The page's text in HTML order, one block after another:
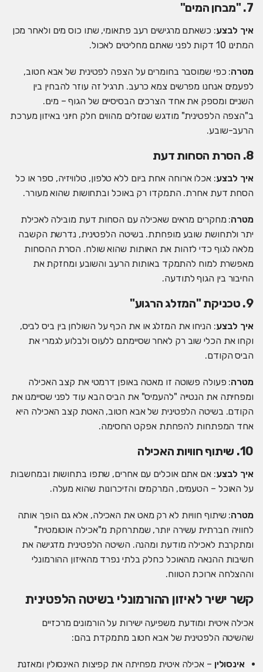
7. "מבחן המים"
איך לבצע: כשאתם מרגישים רעב פתאומי, שתו כוס מים ולאחר מכן
המתינו 10 דקות לפני שאתם מחליטים לאכול.
מטרה: כפי שמוסבר בחומרים על הצפה לפטינית של אבא חטוב,
לפעמים אנחנו מפרשים צמא כרעב. תרגיל זה עוזר להבחין בין
השניים ומספק את אחד הצרכים הבסיסיים של הגוף – מים.
ב"הצפה הלפטינית" מודגש שנוזלים מהווים חלק חיוני באיזון מערכת
הרעב-שובע.
8. הסרת הסחות דעת
איך לבצע: אכלו ארוחה אחת ביום ללא טלפון, טלוויזיה, ספר או כל
הסחת דעת אחרת. התמקדו רק באוכל ובתחושות שהוא מעורר.
מטרה: מחקרים מראים שאכילה עם הסחות דעת מובילה לאכילת
יתר ולתחושת שובע מופחתת. בשיטה הלפטינית, נדרשת הקשבה
מלאה לגוף כדי לזהות את האותות שהוא שולח. הסרת ההסחות
מאפשרת למוח להתמקד באותות הרעב והשובע ומחזקת את
החיבור בין הגוף לתודעה.
9. טכניקת "המזלג הרגוע"
איך לבצע: הניחו את המזלג או את הכף על השולחן בין ביס לביס,
וקחו את הכלי שוב רק לאחר שסיימתם ללעוס ולבלוע לגמרי את
הביס הקודם.
מטרה: פעולה פשוטה זו מאטה באופן דרמטי את קצב האכילה
ומפחיתה את הנטייה "להעמיס" את הביס הבא עוד לפני שסיימנו את
הקודם. בשיטה הלפטינית של אבא חטוב, האטת קצב האכילה היא
אחד המפתחות להפחתת אפקט החסימה.
10. שיתוף חוויות האכילה
איך לבצע: אם אתם אוכלים עם אחרים, שתפו בתחושות ובמחשבות
על האוכל – הטעמים, המרקמים והזיכרונות שהוא מעלה.
מטרה: שיתוף חוויות לא רק מאט את האכילה, אלא גם הופך אותה
לחוויה חברתית עשירה יותר, שמתרחקת מ"אכילה אוטומטית"
ומתקרבת לאכילה מודעת ומהנה. השיטה הלפטינית מדגישה את
חשיבות ההנאה מהאוכל כחלק בלתי נפרד מהאיזון ההורמונלי
וההצלחה ארוכת הטווח.
קשר ישיר לאיזון ההורמונלי בשיטה הלפטינית
אכילה איטית ומודעת משפיעה ישירות על הורמונים מרכזיים
שהשיטה הלפטינית של אבא חטוב מתמקדת בהם:
אינסולין – אכילה איטית מפחיתה את קפיצות האינסולין ומאזנת